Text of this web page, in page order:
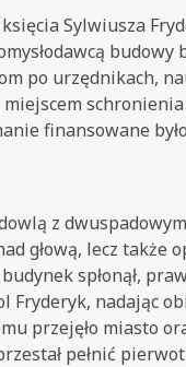
Sylwiusza
budowy
po urzędnikach,
finansowane
z
głową, lecz także
spłonął,
Fryderyk, nadając
przejęło miasto
pełnić